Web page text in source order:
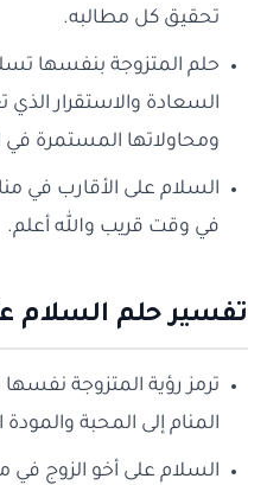
تحقيق كل مطالبه.
حلم المتزوجة بنفسها
السعادة والاستقرار
ومحاولاتها المستمرة
السلام على الأقارب في
في وقت قريب والله أعلم.
تفسير حلم السلام
ترمز رؤية المتزوجة
المنام إلى المحبة
السلام على أخو الزوج في